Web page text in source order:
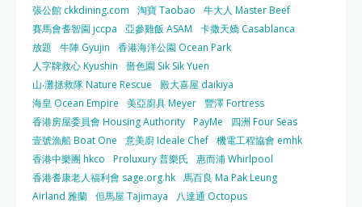
張公館 ckkdining.com
淘寶 Taobao
牛大人 Master Beef
賽馬會耆智園 jccpa
亞參雞飯 ASAM
卡撒天嬌 Casablanca
放題
牛陣 Gyujin
香港海洋公園 Ocean Park
人字牌救心 Kyushin
嗇色園 Sik Sik Yuen
山‧灘拯救隊 Nature Rescue
殿大喜屋 daikiya
海皇 Ocean Empire
美亞廚具 Meyer 豐澤 Fortress
香港房屋委員會 Housing Authority PayMe
四洲 Four Seas
壹號漁船 Boat One
意美廚 Ideale Chef 機電工程協會 emhk
香港中樂團 hkco
Proluxury 普樂氏
惠而浦 Whirlpool
香港耆康老人福利會 sage.org.hk 馬百良 Ma Pak Leung
Airland 雅蘭 但馬屋 Tajimaya
八達通 Octopus